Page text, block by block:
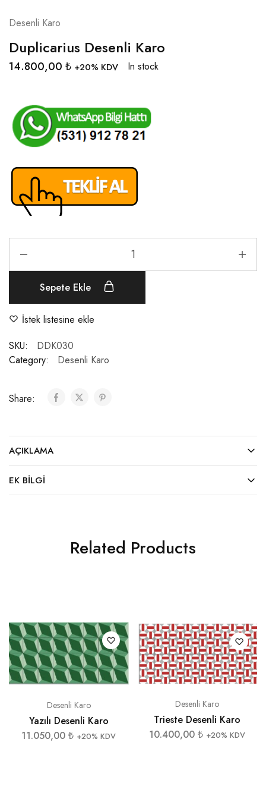
Desenli Karo
Duplicarius Desenli Karo
14.800,00 ₺ +20% KDV In stock
Sepete Ekle
İstek listesine ekle
SKU:
DDK030
Category:
Desenli Karo
Share:
AÇIKLAMA
EK BILGI
Related Products
Desenli Karo
Yazılı Desenli Karo
11.050,00₺ +20% KDV
Desenli Karo
Trieste Desenli Karo
10.400,00₺ +20% KDV